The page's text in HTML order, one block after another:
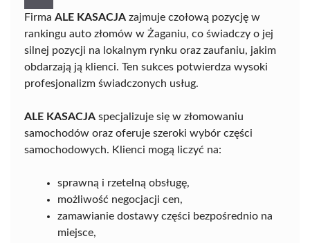
Firma ALE KASACJA zajmuje czołową pozycję w
rankingu auto złomów w Żaganiu, co świadczy o jej
silnej pozycji na lokalnym rynku oraz zaufaniu, jakim
obdarzają ją klienci. Ten sukces potwierdza wysoki
profesjonalizm świadczonych usług.
ALE KASACJA specjalizuje się w złomowaniu
samochodów oraz oferuje szeroki wybór części
samochodowych. Klienci mogą liczyć na:
sprawną i rzetelną obsługę,
możliwość negocjacji cen,
zamawianie dostawy części bezpośrednio na
miejsce,